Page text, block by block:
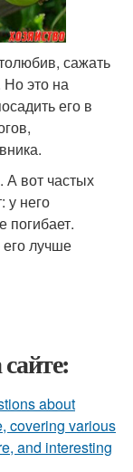
сажать
это на
его в
вот частых
у него
погибает.
лучше
about
covering various
and interesting